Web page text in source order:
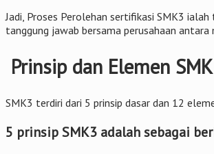
Jadi, Proses Perolehan sertifikasi SMK3
tanggung jawab bersama perusahaan antara
Prinsip dan Elemen
SMK3 terdiri dari 5 prinsip dasar dan 12
5 prinsip SMK3 adalah sebagai